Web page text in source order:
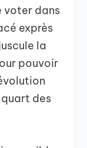
voter dans
exprès
la
pouvoir
des